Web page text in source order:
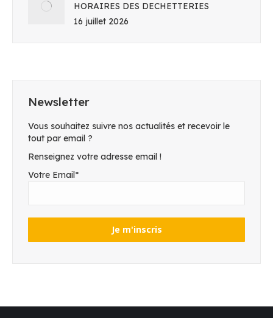
HORAIRES DES DECHETTERIES
16 juillet 2026
Newsletter
Vous souhaitez suivre nos actualités et recevoir le
tout par email ?
Renseignez votre adresse email !
Votre Email*